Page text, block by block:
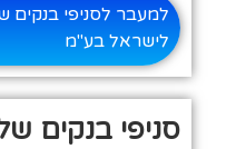
למעבר לסניפי בנקים
לישראל בע"מ
סניפי בנקים